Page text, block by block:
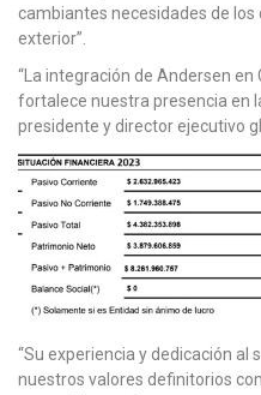
cambiantes necesidades de los
exterior”.
“La integración de Andersen
fortalece nuestra presencia en
presidente y director ejecutivo
“Su experiencia y dedicación al
nuestros valores definitorios